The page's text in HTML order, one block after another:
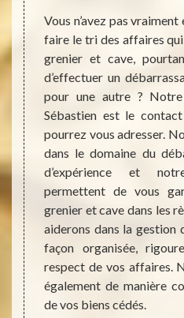
offrir
de
une
vous
qui
nous
de
de
des
Vous n’avez pas
faire le tri des affaires
grenier et cave,
d’effectuer un
pour une autre ?
Sébastien est le
pourrez vous adresser.
dans le domaine du
d’expérience et
permettent de vous
grenier et cave dans les
aiderons dans la gestion
façon organisée,
respect de vos affaires.
également de manière
de vos biens cédés.